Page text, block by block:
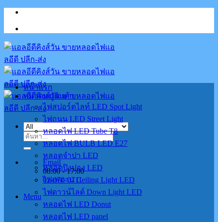
Skip
content
ค้นหา:
Email
08:00 - 17:00
02-070-0711
Menu
หน้าแรก
หมวดหมู่สินค้า
ไฟสปอร์ตไลท์ LED Spot Light
ไฟถนน LED Street Light
หลอดไฟ LED Tube T8
หลอดไฟ BULB LED E27
หลอดจำปา LED
หลอดปิงปอง LED
ไฟเพดาน Ceiling Light LED
ไฟดาวน์ไลต์ Down Light LED
หลอดไฟ LED Donut
หลอดไฟ LED panel